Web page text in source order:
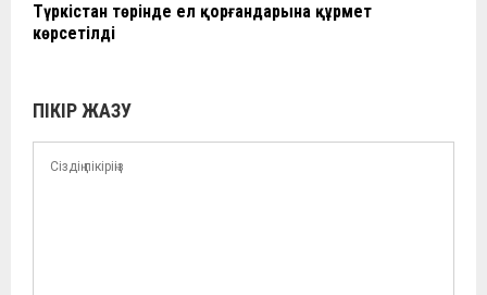
Түркістан төрінде ел қорғандарына құрмет
көрсетілді
ПІКІР ЖАЗУ